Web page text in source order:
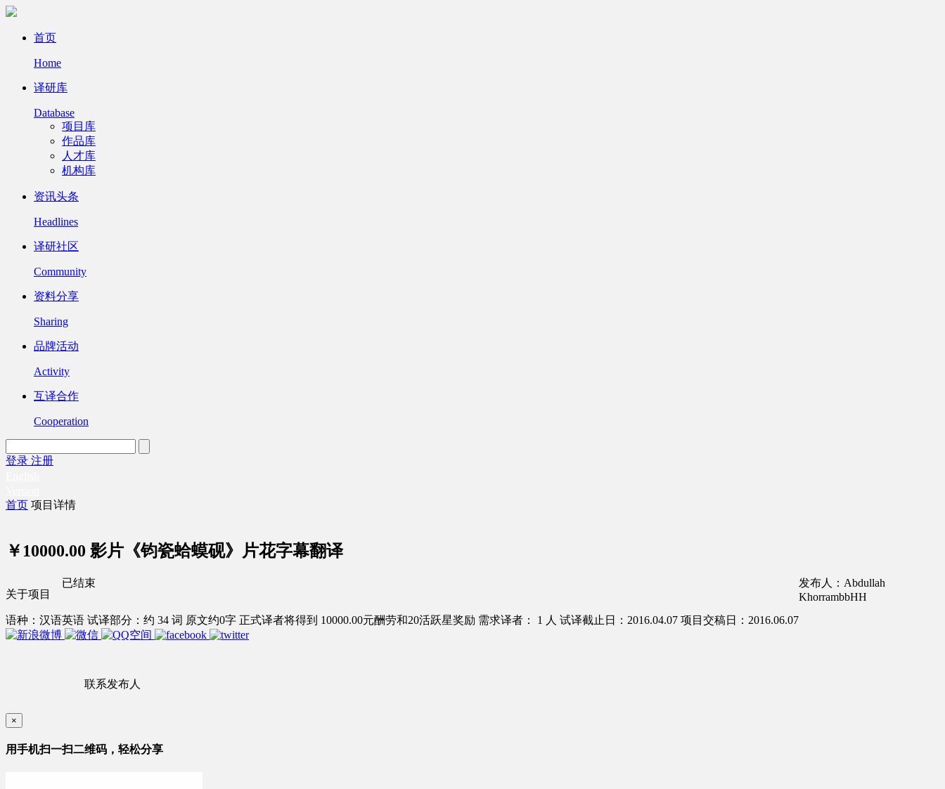
首页
Home
译研库
Database
项目库
作品库
人才库
机构库
资讯头条
Headlines
译研社区
Community
资料分享
Sharing
品牌活动
Activity
互译合作
Cooperation
登录 注册
首页 项目详情
￥10000.00 影片《钧瓷蛤蟆砚》片花字幕翻译
关于项目
发布人：Abdullah
KhorrambbHH
语种：汉语英语 试译部分：约 34 词 原文约0字 正式译者将得到 10000.00元酬劳和20活跃星奖励 需求译者： 1 人 试译截止日：2016.04.07 项目交稿日：2016.06.07
联系发布人
已结束
×
用手机扫一扫二维码，轻松分享